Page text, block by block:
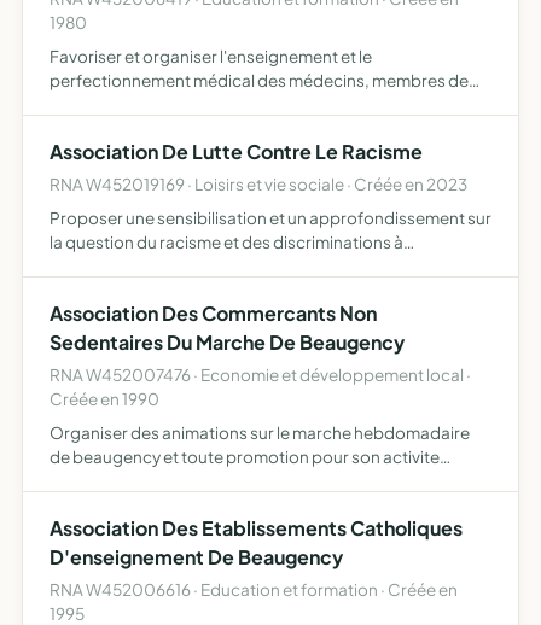
1980
Favoriser et organiser l'enseignement et le
perfectionnement médical des médecins, membres de
Association De Lutte Contre Le Racisme
RNA W452019169 · Loisirs et vie sociale · Créée en 2023
Proposer une sensibilisation et un approfondissement sur
la question du racisme et des discriminations à
l…
Association Des Commercants Non
Sedentaires Du Marche De Beaugency
RNA W452007476 · Economie et développement local ·
Créée en 1990
Organiser des animations sur le marche hebdomadaire
de beaugency et toute promotion pour son activite
Association Des Etablissements Catholiques
D'enseignement De Beaugency
RNA W452006616 · Education et formation · Créée en
1995